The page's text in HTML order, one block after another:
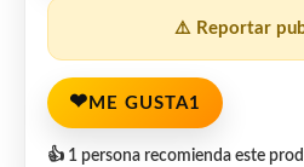
⚠️ Reportar
❤ ME GUSTA1
👍 1 persona recomienda este